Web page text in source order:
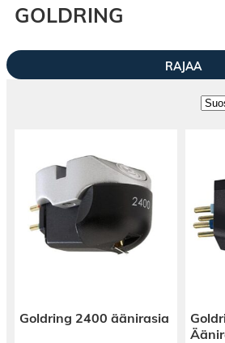
GOLDRING
RAJAA
Goldring 2400 äänirasia